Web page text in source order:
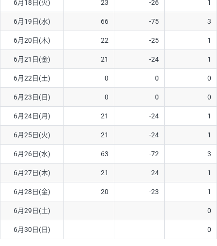
ソ/円は10万通貨単位。
6月18日(火) 23 -26 1
6月19日(水) 66 -75 3
6月20日(木) 22 -25 1
6月21日(金) 21 -24 1
6月22日(土) 0 0 0
6月23日(日) 0 0 0
6月24日(月) 21 -24 1
6月25日(火) 21 -24 1
6月26日(水) 63 -72 3
6月27日(木) 21 -24 1
6月28日(金) 20 -23 1
6月29日(土) 0
6月30日(日) 0